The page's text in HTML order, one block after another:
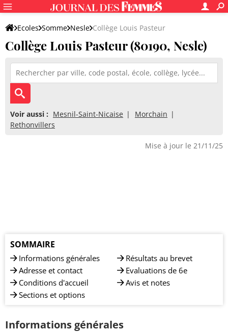
Ecoles Somme Nesle Collège Louis Pasteur
Collège Louis Pasteur (80190, Nesle)
Voir aussi : Mesnil-Saint-Nicaise
Morchain
Rethonvillers
Mise à jour le 21/11/25
SOMMAIRE
Informations générales
Adresse et contact
Conditions d'accueil
Sections et options
Résultats au brevet
Evaluations de 6e
Avis et notes
Informations générales